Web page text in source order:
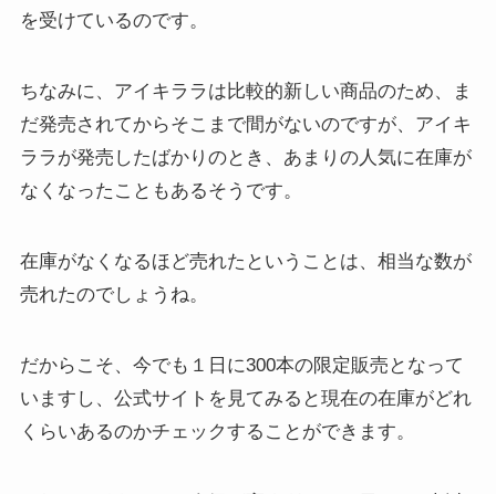
を受けているのです。
ちなみに、アイキララは比較的新しい商品のため、ま
だ発売されてからそこまで間がないのですが、アイキ
ララが発売したばかりのとき、 あまりの人気に在庫が
なくなったこともあるそうです。
在庫がなくなるほど売れたということは、相当な数が
売れたのでしょうね。
だからこそ、今でも１日に300本の限定販売となって
いますし、公式サイトを見てみると現在の在庫がどれ
くらいあるのかチェックすることができます。